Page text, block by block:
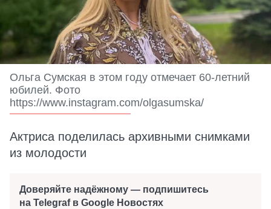
Ольга Сумская в этом году отмечает 60-летний
юбилей. Фото
https://www.instagram.com/olgasumska/
Актриса поделилась архивными снимками
из молодости
Доверяйте надёжному — подпишитесь
на Telegraf в Google Новостях